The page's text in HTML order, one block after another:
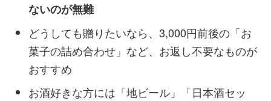
ないのが無難
どうしても贈りたいなら、3,000円前後の「お
菓子の詰め合わせ」など、お返し不要なものが
おすすめ
お酒好きな方には「地ビール」「日本酒セッ